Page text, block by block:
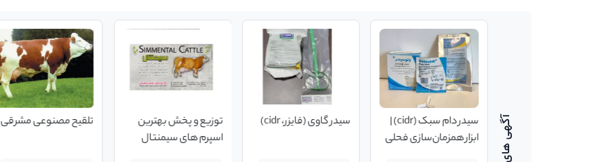
سیدر دام سبک (cidr) |
ابزار همزمان‌سازی فحلی
سیدر گاوی (فایزر، cidr)
توزیع و پخش بهترین
اسپرم های سیمنتال
تلقیح مصنوعی مشرقی